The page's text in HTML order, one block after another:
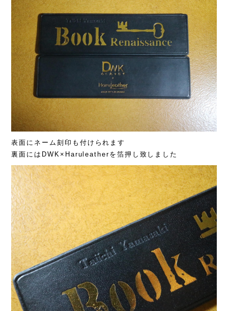
表面にネーム刻印も付けられます
裏面にはDWK×Haruleatherを箔押し致しました